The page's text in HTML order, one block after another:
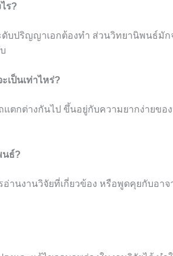
ร?
บปริญญาเอกต้องทำ ส่วนวิทยานิพนธ์มัก
เป็นเท่าไหร่?
ตกต่างกันไป ขึ้นอยู่กับความยากง่ายขอ
นธ์?
านงานวิจัยที่เกี่ยวข้อง หรือพูดคุยกับอาจ